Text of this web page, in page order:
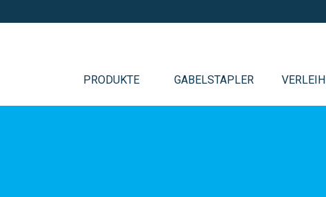
PRODUKTE GABELSTAPLER VERLEIH